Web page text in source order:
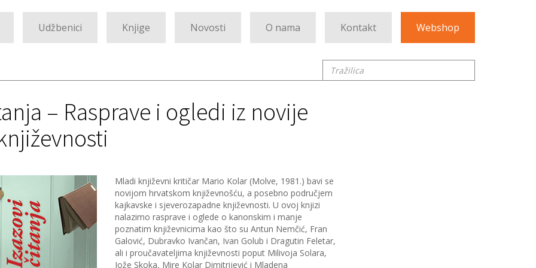
Udžbenici Knjige Novosti O nama Kontakt Webshop
Tražilica
– Rasprave i ogledi iz novije
Mladi književni kritičar Mario Kolar (Molve, 1981.) bavi se
novijom hrvatskom književnošću, a posebno područjem
kajkavske i sjeverozapadne književnosti. U ovoj knjizi
nalazimo rasprave i oglede o kanonskim i manje
poznatim književnicima kao što su Antun Nemčić, Fran
Galović, Dubravko Ivančan, Ivan Golub i Dragutin Feletar,
ali i proučavateljima književnosti poput Milivoja Solara,
Jože Skoka, Mire Kolar Dimitrijević i Mladena